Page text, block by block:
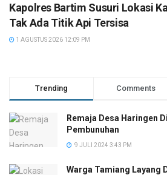
Kapolres Bartim Susuri Lokasi
Tak Ada Titik Api Tersisa
1 AGUSTUS 2026 12:09 PM
Trending Comments
Remaja Desa Haringen
Pembunuhan
9 JULI 2024 3:43 PM
Warga Tamiang Layang